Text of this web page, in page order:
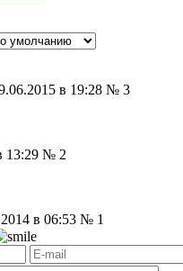
в 19:28 № 3
13:29 № 2
в 06:53 № 1